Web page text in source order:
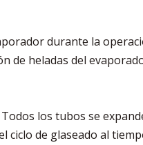
durante la
de heladas del
los tubos se
ciclo de glaseado al